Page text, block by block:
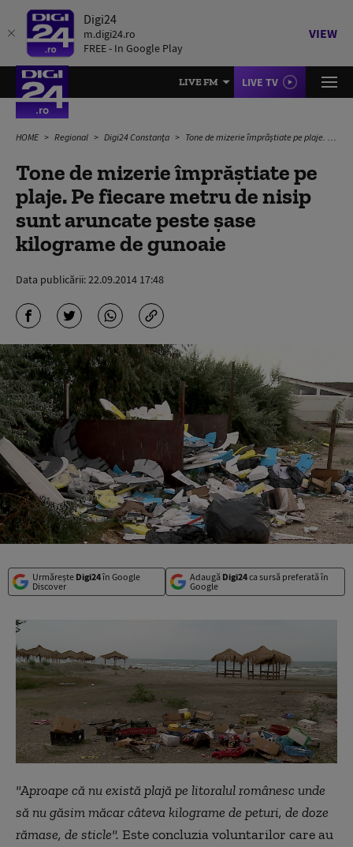
Digi24
m.digi24.ro
FREE - In Google Play
VIEW
LIVE FM LIVE TV
HOME Regional Digi24 Constanța Tone de mizerie împrăştiate pe plaje. Pe fiecare metru de nisip sunt aruncate peste şase kilograme de gunoaie
Tone de mizerie împrăştiate pe
plaje. Pe fiecare metru de nisip
sunt aruncate peste şase
kilograme de gunoaie
Data publicării:22.09.2014 17:48
Urmărește Digi24în Google
Discover
Adaugă Digi24ca sursă preferată în
Google
"Aproape că nu există plajă pe litoralul românesc unde
să nu găsim măcar câteva kilograme de peturi, de doze
rămase, de sticle". Este concluzia voluntarilor care au